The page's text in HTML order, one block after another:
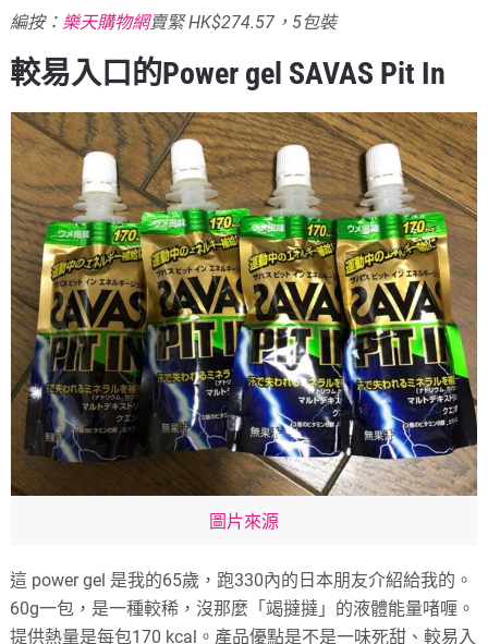
編按： 樂天購物網賣緊 HK$274.57，5包裝
較易入口的Power gel SAVAS Pit In
圖片來源
這 power gel 是我的65歲，跑330內的日本朋友介紹給我的。
60g一包，是一種較稀，沒那麼「竭撻撻」的液體能量啫喱。
提供熱量是每包170 kcal。產品優點是不是一味死甜、較易入